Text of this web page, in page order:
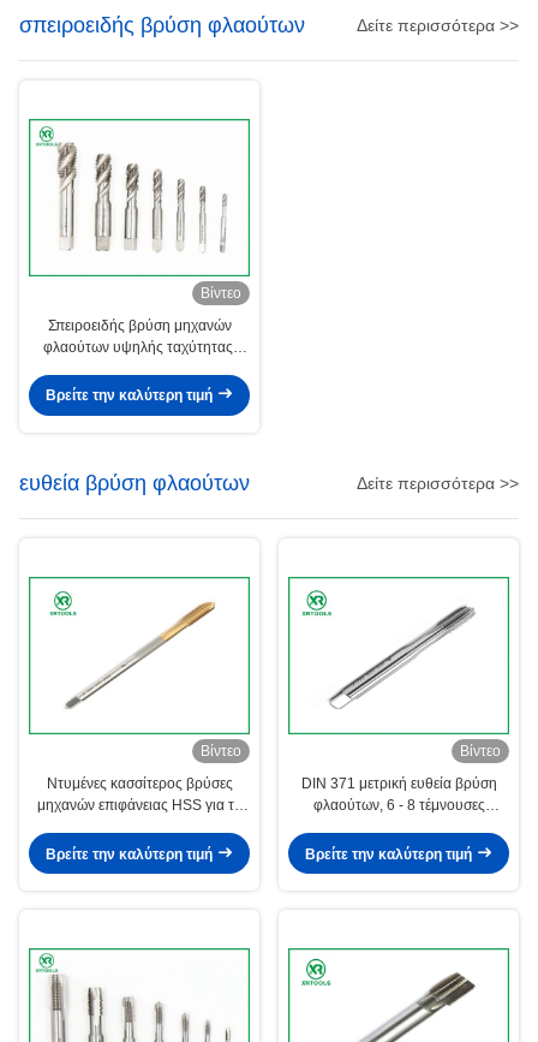
σπειροειδής βρύση φλαούτων Δείτε περισσότερα >>
Βίντεο
Σπειροειδής βρύση μηχανών
φλαούτων υψηλής ταχύτητας,
νημάτων τρυπών
Βρείτε την καλύτερη τιμή
ευθεία βρύση φλαούτων Δείτε περισσότερα >>
Βίντεο
Ντυμένες κασσίτερος βρύσες
μηχανών επιφάνειας HSS για το
μετάλλων υλικό
Βρείτε την καλύτερη τιμή
Βίντεο
DIN 371 μετρική ευθεία βρύση
φλαούτων, 6 - 8 τέμνουσες
Βρείτε την καλύτερη τιμή